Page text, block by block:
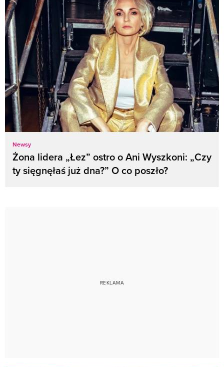
Newsy
Żona lidera „Łez” ostro o Ani Wyszkoni: „Czy
ty sięgnęłaś już dna?” O co poszło?